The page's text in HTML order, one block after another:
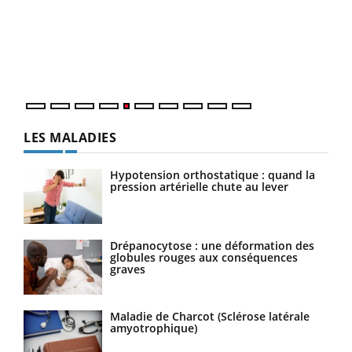
LES MALADIES
Hypotension orthostatique : quand la
pression artérielle chute au lever
Drépanocytose : une déformation des
globules rouges aux conséquences
graves
Maladie de Charcot (Sclérose latérale
amyotrophique)